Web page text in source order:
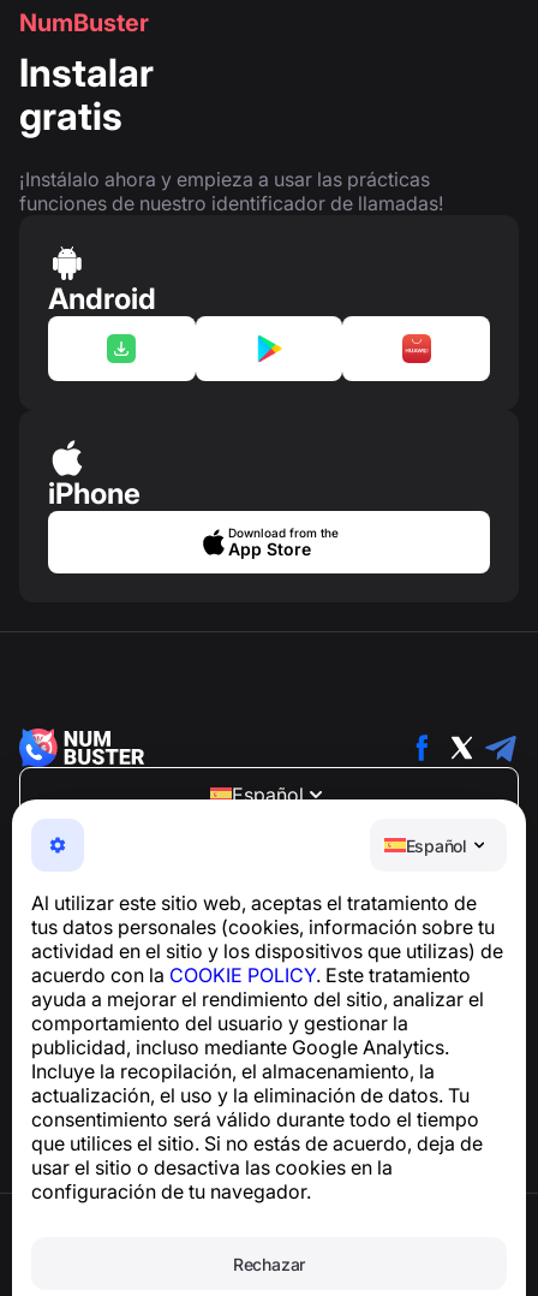
Español
Al utilizar este sitio web, aceptas el tratamiento de
tus datos personales (cookies, información sobre tu
actividad en el sitio y los dispositivos que utilizas) de
acuerdo con la COOKIE POLICY. Este tratamiento
ayuda a mejorar el rendimiento del sitio, analizar el
comportamiento del usuario y gestionar la
publicidad, incluso mediante Google Analytics.
Incluye la recopilación, el almacenamiento, la
actualización, el uso y la eliminación de datos. Tu
consentimiento será válido durante todo el tiempo
que utilices el sitio. Si no estás de acuerdo, deja de
usar el sitio o desactiva las cookies en la
configuración de tu navegador.
Rechazar
NumBuster
Instalar
gratis
¡Instálalo ahora y empieza a usar las prácticas
funciones de nuestro identificador de llamadas!
Android
iPhone
Download from the
App Store
Español
NumBuster © 2013—2026 ·
support@numbuster.com
Una aplicación fácil de usar que te protege de estafas
Para consultas sobre el cumplimiento del RGPD:
support@numbuster.com
Centro de ayuda
Noticias y artículos
Sobre el proyecto
Contactos